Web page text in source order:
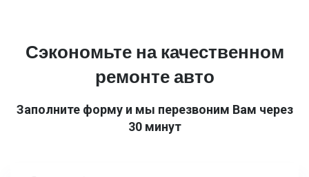
Сэкономьте на качественном
ремонте авто
Заполните форму и мы перезвоним Вам через
30 минут